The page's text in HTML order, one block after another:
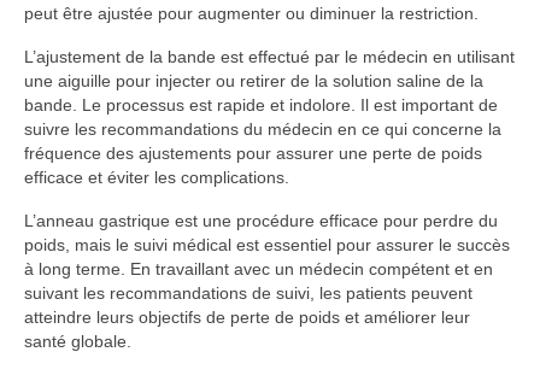
peut être ajustée pour augmenter ou diminuer la restriction.
L’ajustement de la bande est effectué par le médecin en utilisant
une aiguille pour injecter ou retirer de la solution saline de la
bande. Le processus est rapide et indolore. Il est important de
suivre les recommandations du médecin en ce qui concerne la
fréquence des ajustements pour assurer une perte de poids
efficace et éviter les complications.
L’anneau gastrique est une procédure efficace pour perdre du
poids, mais le suivi médical est essentiel pour assurer le succès
à long terme. En travaillant avec un médecin compétent et en
suivant les recommandations de suivi, les patients peuvent
atteindre leurs objectifs de perte de poids et améliorer leur
santé globale.